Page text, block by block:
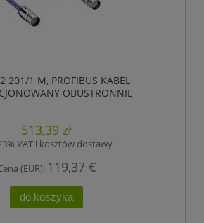
201/1 M, PROFIBUS KABEL
OBUSTRONNIE
MĘSKIE ZŁĄCZE M23, 12 POLOWY.,
513,39 zł
VAT i kosztów dostawy
(EUR): 119,37 €
do koszyka